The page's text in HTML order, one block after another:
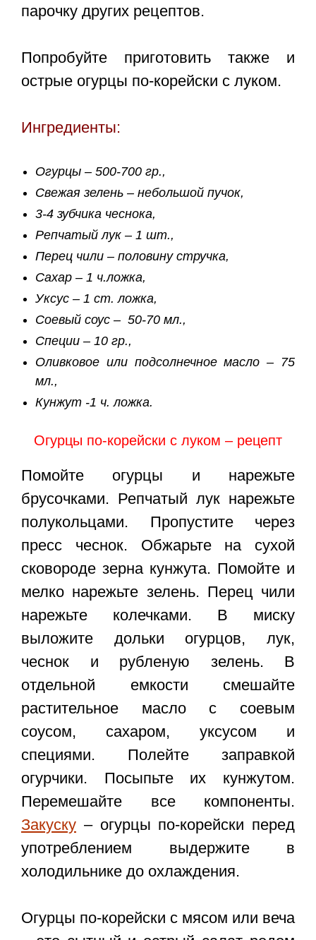
парочку других рецептов.
Попробуйте приготовить также и
острые огурцы по-корейски с луком.
Ингредиенты:
Огурцы – 500-700 гр.,
Свежая зелень – небольшой пучок,
3-4 зубчика чеснока,
Репчатый лук – 1 шт.,
Перец чили – половину стручка,
Сахар – 1 ч.ложка,
Уксус – 1 ст. ложка,
Соевый соус – 50-70 мл.,
Специи – 10 гр.,
Оливковое или подсолнечное масло – 75
мл.,
Кунжут -1 ч. ложка.
Огурцы по-корейски с луком – рецепт
Помойте огурцы и нарежьте
брусочками. Репчатый лук нарежьте
полукольцами. Пропустите через
пресс чеснок. Обжарьте на сухой
сковороде зерна кунжута. Помойте и
мелко нарежьте зелень. Перец чили
нарежьте колечками. В миску
выложите дольки огурцов, лук,
чеснок и рубленую зелень. В
отдельной емкости смешайте
растительное масло с соевым
соусом, сахаром, уксусом и
специями. Полейте заправкой
огурчики. Посыпьте их кунжутом.
Перемешайте все компоненты.
Закуску – огурцы по-корейски перед
употреблением выдержите в
холодильнике до охлаждения.
Огурцы по-корейски с мясом или веча